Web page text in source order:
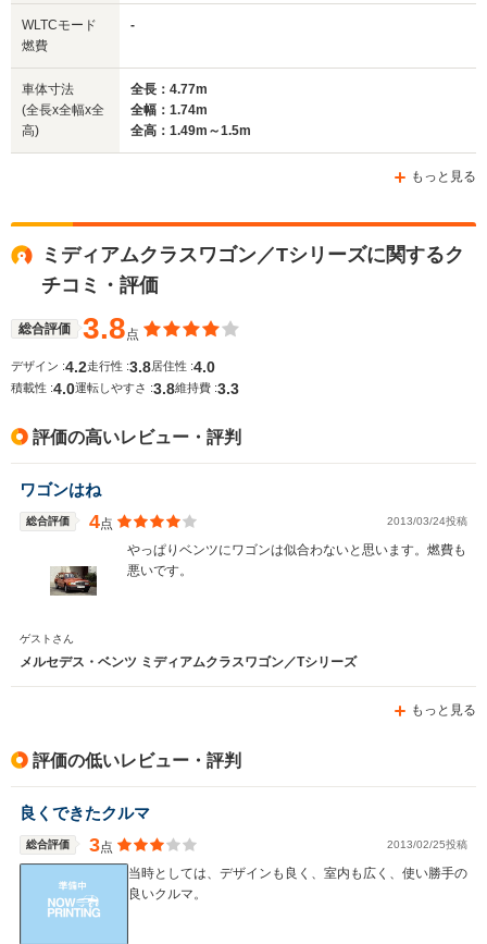
サイズ
(全長x全幅x全高)
WLTCモード
燃費
排気量
駆動方式
-
2198～4973cc
FR、4WD
WLTCモード
燃費
-
車体寸法
(全長x全幅x全
高)
全長：4.77m
全幅：1.74m
全高：1.49m～1.5m
もっと見る
ミディアムクラスワゴン／Tシリーズに関するク
チコミ・評価
総合評価 3.8点
デザイン :4.2走行性 :3.8居住性 :4.0
積載性 :4.0運転しやすさ :3.8維持費 :3.3
評価の高いレビュー・評判
ワゴンはね
総合評価 4点 2013/03/24投稿
やっぱりベンツにワゴンは似合わないと思います。燃費も
悪いです。
ゲストさん
メルセデス・ベンツ ミディアムクラスワゴン／Tシリーズ
もっと見る
評価の低いレビュー・評判
良くできたクルマ
総合評価 3点 2013/02/25投稿
当時としては、デザインも良く、室内も広く、使い勝手の
良いクルマ。